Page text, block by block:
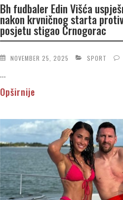
Bh fudbaler Edin Višća
nakon krvničnog starta
posjetu stigao Crnogorac
NOVEMBER 25, 2025 SPORT
...
Opširnije